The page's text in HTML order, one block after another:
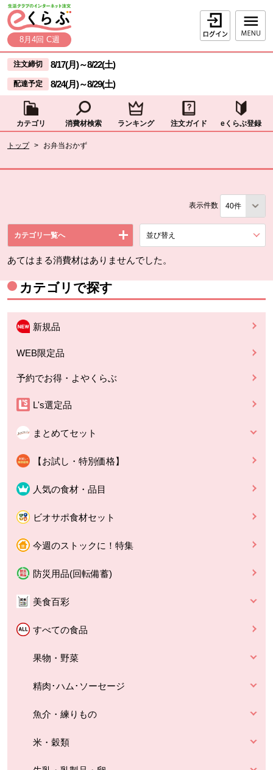
ページの先頭です。
本文へジャンプする。
8月4回 C週
ログイン
ここからサイト内共通メニューです。
サイト内共通メニューをスキップする
注文締切 8/17(月)～8/22(土)
配達予定 8/24(月)～8/29(土)
カテゴリ 消費材検索 ランキング 注文ガイド eくらぶ登録
トップ > お弁当おかず
表示件数
カテゴリ一覧へ 並び替え
あてはまる消費材はありませんでした。
カテゴリで探す
新規品
WEB限定品
予約でお得・よやくらぶ
L's選定品
まとめてセット
【お試し・特別価格】
人気の食材・品目
ビオサポ食材セット
今週のストックに！特集
防災用品(回転備蓄)
美食百彩
すべての食品
果物・野菜
精肉･ハム･ソーセージ
魚介・練りもの
米・穀類